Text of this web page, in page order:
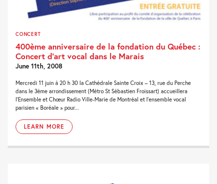
CONCERT
400ème anniversaire de la fondation du Québec :
Concert d’art vocal dans le Marais
June 11th, 2008
Mercredi 11 juin à 20 h 30 la Cathédrale Sainte Croix – 13, rue du Perche
dans le 3ème arrondissement (Métro St Sébastien Froissart) accueillera
l’Ensemble et Chœur Radio Ville-Marie de Montréal et l’ensemble vocal
parisien « Boréale » pour...
LEARN MORE